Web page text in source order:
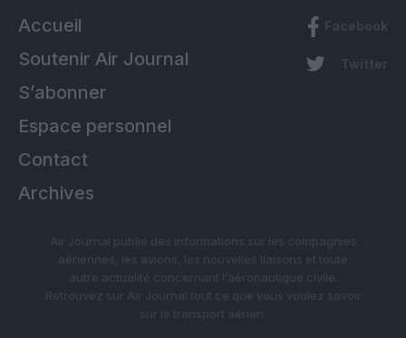
Accueil
Soutenir Air Journal
S’abonner
Espace personnel
Contact
Archives